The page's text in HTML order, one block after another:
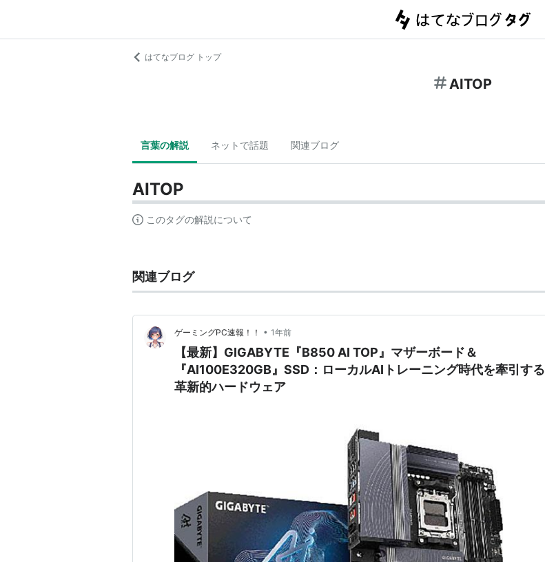
はてなブログ トップ
AITOP
言葉の解説 ネットで話題 関連ブログ
AITOP
このタグの解説について
関連ブログ
ゲーミングPC速報！！ • 1年前
【最新】GIGABYTE『B850 AI TOP』マザーボード＆
『AI100E320GB』SSD：ローカルAIトレーニング時代を牽引する
革新的ハードウェア